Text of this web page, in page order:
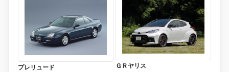
プレリュード ＧＲヤリス